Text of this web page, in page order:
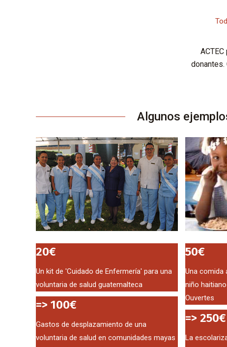
donantes.
Algunos
20€
Un kit de 'Cuidado de Enfermería' para una
voluntaria de salud guatemalteca
=> 100€
Gastos de desplazamiento de una
voluntaria de salud en comunidades mayas
50€
Una comida
niño
Ouvertes
=> 250€
La